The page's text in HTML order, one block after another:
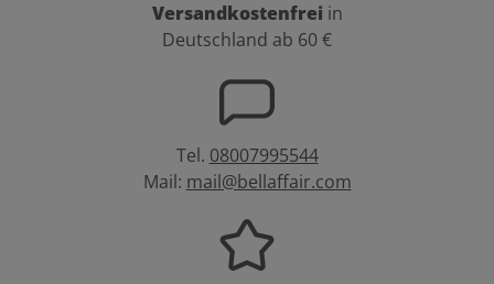
Versandkostenfrei in
Deutschland ab 60 €
Tel. 08007995544
Mail: mail@bellaffair.com